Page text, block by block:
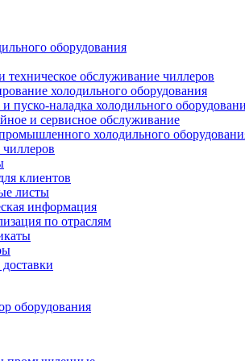
оборудования
техническое обслуживание чиллеров
холодильного оборудования
пуско-наладка холодильного
и сервисное обслуживание
холодильного
клиентов
листы
информация
по отраслям
оборудования